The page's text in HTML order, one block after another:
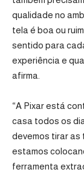
qualidade no
tela é boa ou
sentido para
experiência e
afirma.
“A Pixar está
casa todos os
devemos tirar as
estamos
ferramenta